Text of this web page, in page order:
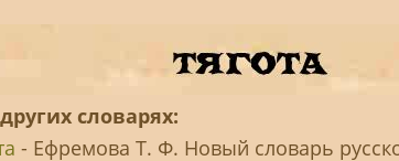
словарях:
- Ефремова Т. Ф. Новый словарь